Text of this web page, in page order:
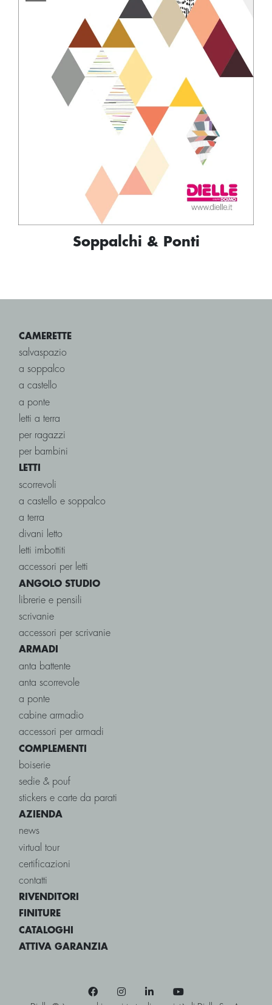
Soppalchi & Ponti
CAMERETTE
salvaspazio
a soppalco
a castello
a ponte
letti a terra
per ragazzi
per bambini
LETTI
scorrevoli
a castello e soppalco
a terra
divani letto
letti imbottiti
accessori per letti
ANGOLO STUDIO
librerie e pensili
scrivanie
accessori per scrivanie
ARMADI
anta battente
anta scorrevole
a ponte
cabine armadio
accessori per armadi
COMPLEMENTI
boiserie
sedie & pouf
stickers e carte da parati
AZIENDA
news
virtual tour
certificazioni
contatti
RIVENDITORI
FINITURE
CATALOGHI
ATTIVA GARANZIA